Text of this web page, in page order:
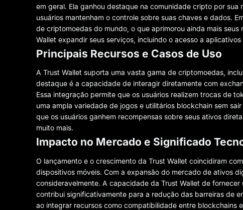
em geral. Ela ganhou destaque na comunidade cripto por
usuários mantenham o controle sobre suas chaves e dados.
de criptomoedas do mundo, o que aprimorou ainda mais
Wallet expandir seus serviços, incluindo o acesso a
Principais Recursos e Casos de Uso
A Trust Wallet suporta uma vasta gama de criptomoedas,
destaque é a capacidade de interagir diretamente com
Essa integração permite que os usuários realizem trocas de
uma ampla variedade de jogos e utilitários blockchain sem
que os usuários ganhem recompensas sobre seus ativos
muito mais.
Impacto no Mercado e Significado
O lançamento e o crescimento da Trust Wallet coincidiram
dispositivos móveis. Com a expansão do mercado de ativos
consideravelmente. A capacidade da Trust Wallet de
contribui significativamente para a redução das barreiras de
ao integrar recursos como compatibilidade entre blockchains